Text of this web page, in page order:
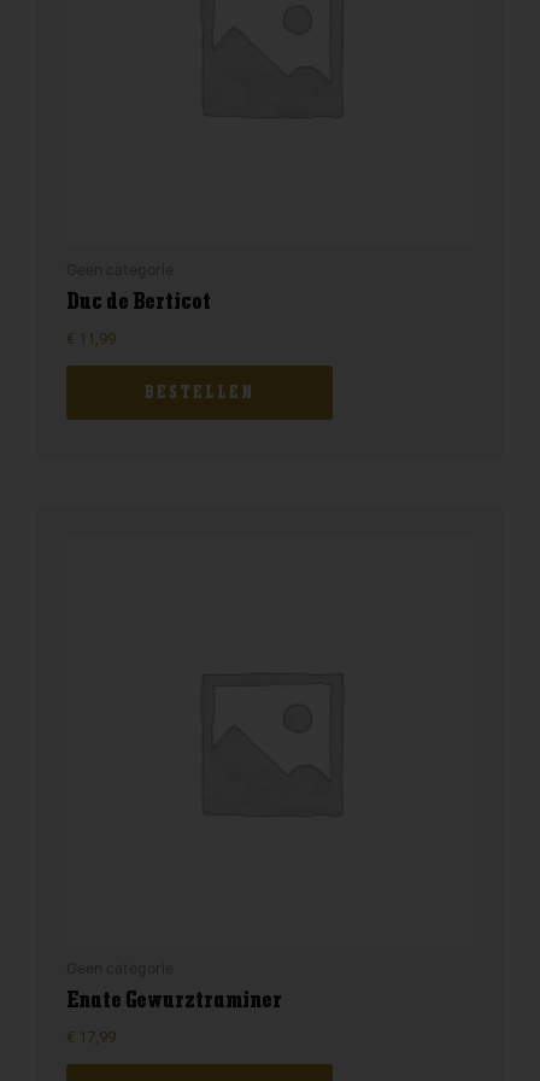
Duc de Berticot
€ 11,99
BESTELLEN
Enate Gewurztraminer
€ 17,99